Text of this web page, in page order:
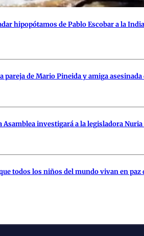
hipopótamos de Pablo Escobar a la
pareja de Mario Pineida y amiga
Asamblea investigará a la legisladora
todos los niños del mundo vivan en